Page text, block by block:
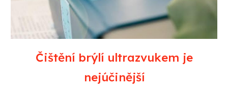
Čištění brýlí ultrazvukem je
nejúčinější